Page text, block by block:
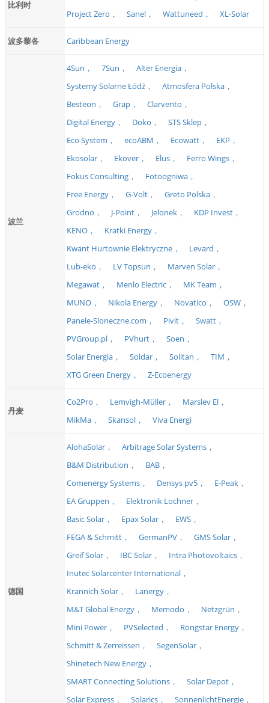
比利时
Project Zero，
Sanel， Wattuneed， XL-Solar
波多黎各 Caribbean Energy
波兰
4Sun， 7Sun，
Alter Energia，
Systemy Solarne Łódź，
Atmosfera Polska，
Besteon，
Grap，
Clarvento，
Digital Energy，
Doko，
STS Sklep，
Eco System，
ecoABM， Ecowatt，
EKP，
Ekosolar，
Ekover， Elus，
Ferro Wings，
Fokus Consulting，
Fotoogniwa，
Free Energy，
G-Volt，
Greto Polska，
Grodno，
J-Point， Jelonek，
KDP Invest，
KENO，
Kratki Energy，
Kwant Hurtownie Elektryczne，
Levard，
Lub-eko，
LV Topsun，
Marven Solar，
Megawat，
Menlo Electric，
MK Team，
MUNO，
Nikola Energy， Novatico，
OSW，
Panele-Sloneczne.com，
Pivit，
Swatt，
PVGroup.pl，
PVhurt，
Soen，
Solar Energia，
Soldar， Solitan，
TIM，
XTG Green Energy，
Z-Ecoenergy
丹麦
Co2Pro， Lemvigh-Müller，
Marslev El，
MikMa，
Skansol， Viva Energi
德国
AlohaSolar，
Arbitrage Solar Systems，
B&M Distribution，
BAB，
Comenergy Systems，
Densys pv5，
E-Peak，
EA Gruppen，
Elektronik Lochner，
Basic Solar，
Epax Solar，
EWS，
FEGA & Schmitt，
GermanPV，
GMS Solar，
Greif Solar，
IBC Solar，
Intra Photovoltaics，
Inutec Solarcenter International，
Krannich Solar，
Lanergy，
M&T Global Energy，
Memodo，
Netzgrün，
Mini Power，
PVSelected，
Rongstar Energy，
Schmitt & Zerreissen，
SegenSolar，
Shinetech New Energy，
SMART Connecting Solutions，
Solar Depot，
Solar Express，
Solarics， SonnenlichtEnergie，